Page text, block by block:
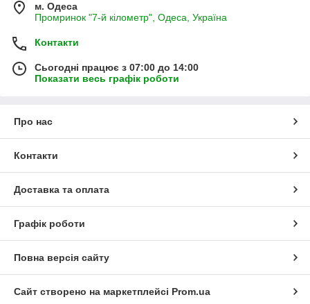
м. Одеса
Промринок "7-й кілометр", Одеса, Україна
Контакти
Сьогодні працює з 07:00 до 14:00
Показати весь графік роботи
Про нас
Контакти
Доставка та оплата
Графік роботи
Повна версія сайту
Сайт створено на маркетплейсі Prom.ua